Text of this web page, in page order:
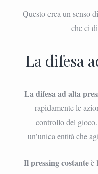
Questo crea un senso
che ci
La difesa
La difesa ad alta
rapidamente le
controllo del
un’unica entità che
Il pressing costanteè